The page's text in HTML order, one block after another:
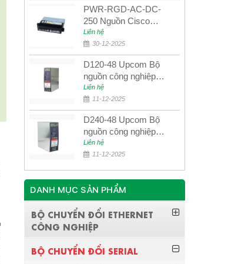
PWR-RGD-AC-DC-
250 Nguồn Cisco
Industrial 250W
PoE/PoE+
Liên hệ
30-12-2025
D120-48 Upcom Bộ
nguồn công nghiệp
đầu ra đơn 120W
48VDC
Liên hệ
11-12-2025
D240-48 Upcom Bộ
nguồn công nghiệp
đầu ra đơn 240W
48VDC
Liên hệ
11-12-2025
DANH MỤC SẢN PHẨM
BỘ CHUYỂN ĐỔI ETHERNET
CÔNG NGHIỆP
BỘ CHUYỂN ĐỔI SERIAL